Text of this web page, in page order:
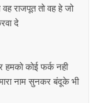
वह राजपूत तो वह हे जो
दे
हमको कोई फर्क नही
नाम सुनकर बंदूके भी